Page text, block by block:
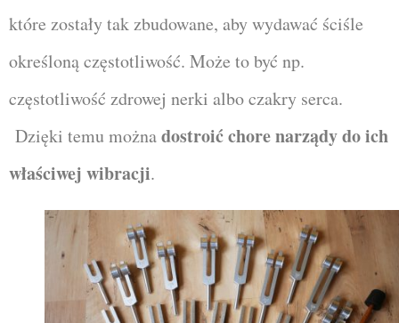
które zostały tak zbudowane, aby wydawać ściśle
określoną częstotliwość. Może to być np.
częstotliwość zdrowej nerki albo czakry serca.
Dzięki temu możnadostroić chore narządy do ich
właściwej wibracji.